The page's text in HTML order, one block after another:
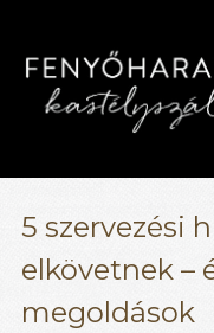
5 szervezési
elkövetnek –
megoldások